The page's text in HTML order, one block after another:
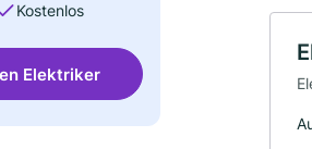
Kostenlos
Elektriker